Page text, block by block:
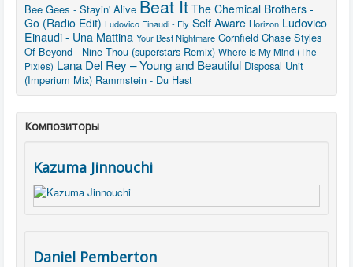
Bee Gees - Stayin' Alive Beat It The Chemical Brothers -
Go (Radio Edit) Ludovico Einaudi - Fly Self Aware Horizon Ludovico
Einaudi - Una Mattina Your Best Nightmare Cornfield Chase Styles
Of Beyond - Nine Thou (superstars Remix) Where Is My Mind (The
Pixies) Lana Del Rey – Young and Beautiful Disposal Unit
(Imperium Mix) Rammstein - Du Hast
Композиторы
Kazuma Jinnouchi
Daniel Pemberton